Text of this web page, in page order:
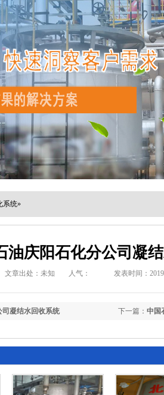
系统»
油庆阳石化分公司凝
文章出处：未知 人气： 发表时间：
下一篇： 中国
凝结水回收系统